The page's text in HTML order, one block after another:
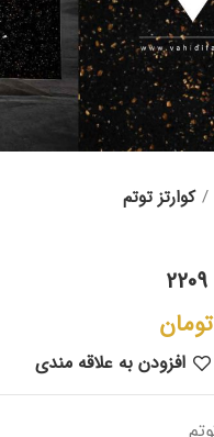
تصویر
کوارتز توتم
تومان
افزودن به علاقه مندی